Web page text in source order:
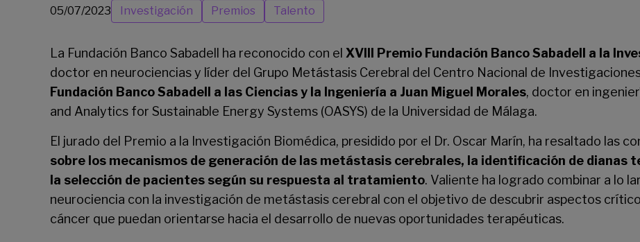
05/07/2023 Investigación Premios Talento
La Fundación Banco Sabadell ha reconocido con el XVIII Premio Fundación Banco Sabadell a la
doctor en neurociencias y líder del Grupo Metástasis Cerebral del Centro Nacional de Investigaciones
Fundación Banco Sabadell a las Ciencias y la Ingeniería a Juan Miguel Morales, doctor en
and Analytics for Sustainable Energy Systems (OASYS) de la Universidad de Málaga.
El jurado del Premio a la Investigación Biomédica, presidido por el Dr. Oscar Marín, ha resaltado las
sobre los mecanismos de generación de las metástasis cerebrales, la identificación de dianas
la selección de pacientes según su respuesta al tratamiento. Valiente ha logrado combinar a lo
neurociencia con la investigación de metástasis cerebral con el objetivo de descubrir aspectos
cáncer que puedan orientarse hacia el desarrollo de nuevas oportunidades terapéuticas.